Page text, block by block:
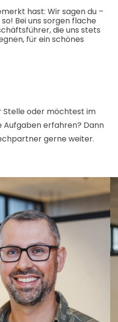
hast: Wir sagen du –
Bei uns sorgen flache
die uns stets
für ein schönes
Stelle oder möchtest im
erfahren? Dann
gerne weiter.